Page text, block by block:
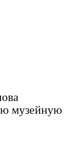
музейную